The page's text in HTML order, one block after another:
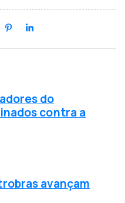
do
contra a
avançam